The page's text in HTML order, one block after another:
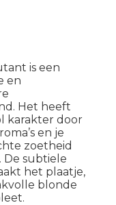
is een
en
Het heeft
karakter door
en je
zoetheid
De subtiele
het plaatje,
blonde